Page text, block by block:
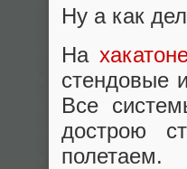
Ну а как
На
стендовые
Все
дострою
полетаем.